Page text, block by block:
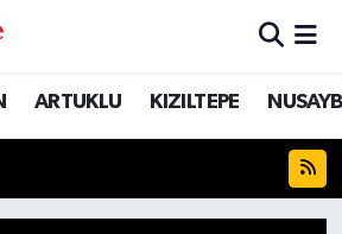
ARTUKLU KIZILTEPE
Eczaneler